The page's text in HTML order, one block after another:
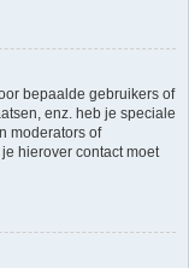
bepaalde gebruikers of
enz. heb je speciale
moderators of
hierover contact moet